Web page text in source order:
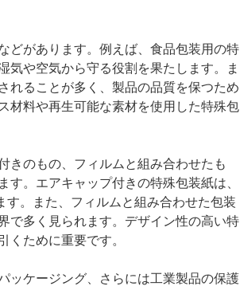
どがあります。例えば、食品包装用の特
気や空気から守る役割を果たします。ま
れることが多く、製品の品質を保つため
材料や再生可能な素材を使用した特殊包
きのもの、フィルムと組み合わせたも
。エアキャップ付きの特殊包装紙は、
。また、フィルムと組み合わせた包装
で多く見られます。デザイン性の高い特
ために重要です。
ッケージング、さらには工業製品の保護